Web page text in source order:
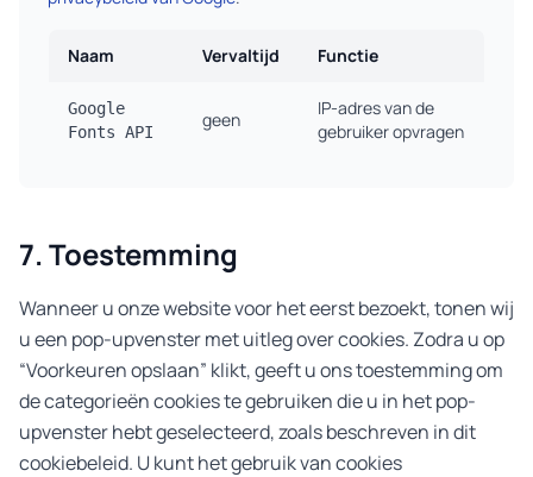
Naam Vervaltijd Functie
Google
Fonts API
geen
IP-adres van de
gebruiker opvragen
7. Toestemming
Wanneer u onze website voor het eerst bezoekt, tonen wij
u een pop-upvenster met uitleg over cookies. Zodra u op
“Voorkeuren opslaan” klikt, geeft u ons toestemming om
de categorieën cookies te gebruiken die u in het pop-
upvenster hebt geselecteerd, zoals beschreven in dit
cookiebeleid. U kunt het gebruik van cookies